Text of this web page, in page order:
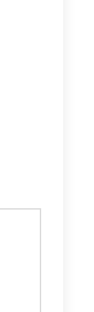
une
avoir,